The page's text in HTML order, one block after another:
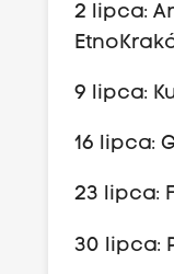
2 lipca:
9 lipca:
16 lipca:
23 lipca:
30 lipca: